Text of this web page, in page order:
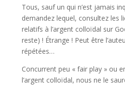
Tous, sauf un qui n’est jamais
demandez lequel, consultez les
relatifs à l’argent colloïdal sur
reste) ! Étrange ! Peut être
répétées…
Concurrent peu « fair play » ou
l’argent colloïdal, nous ne le